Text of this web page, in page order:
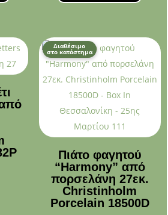
Διαθέσιμο
στο κατάστημα
Πιάτο φαγητού
“Harmony” από
πορσελάνη 27εκ.
Christinholm
Porcelain 18500D